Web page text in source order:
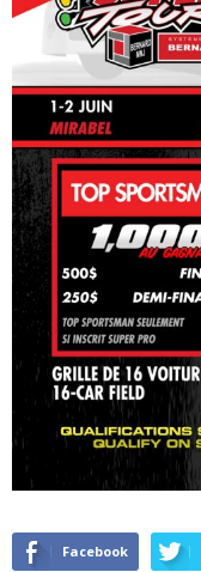
Facebook